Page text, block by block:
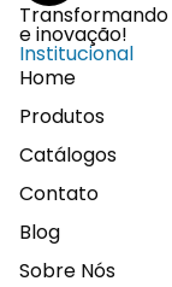
e inovação!
Institucional
Home
Produtos
Catálogos
Contato
Blog
Sobre Nós